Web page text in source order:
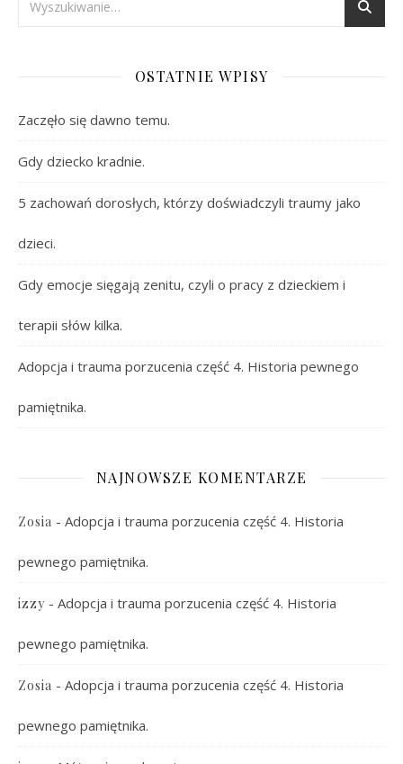
OSTATNIE WPISY
Zaczęło się dawno temu.
Gdy dziecko kradnie.
5 zachowań dorosłych, którzy doświadczyli traumy jako
dzieci.
Gdy emocje sięgają zenitu, czyli o pracy z dzieckiem i
terapii słów kilka.
Adopcja i trauma porzucenia część 4. Historia pewnego
pamiętnika.
NAJNOWSZE KOMENTARZE
Zosia - Adopcja i trauma porzucenia część 4. Historia
pewnego pamiętnika.
izzy - Adopcja i trauma porzucenia część 4. Historia
pewnego pamiętnika.
Zosia - Adopcja i trauma porzucenia część 4. Historia
pewnego pamiętnika.